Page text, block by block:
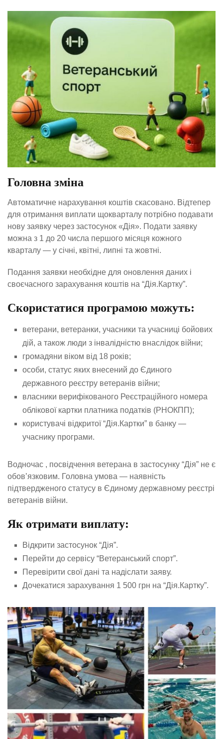
Головна зміна
Автоматичне нарахування коштів скасовано. Відтепер
для отримання виплати щокварталу потрібно подавати
нову заявку через застосунок «Дія». Подати заявку
можна з 1 до 20 числа першого місяця кожного
кварталу — у січні, квітні, липні та жовтні.
Подання заявки необхідне для оновлення даних і
своєчасного зарахування коштів на “Дія.Картку”.
Скористатися програмою можуть:
ветерани, ветеранки, учасники та учасниці бойових
дій, а також люди з інвалідністю внаслідок війни;
громадяни віком від 18 років;
особи, статус яких внесений до Єдиного
державного реєстру ветеранів війни;
власники верифікованого Реєстраційного номера
облікової картки платника податків (РНОКПП);
користувачі відкритої “Дія.Картки” в банку —
учаснику програми.
Водночас , посвідчення ветерана в застосунку “Дія” не є
обов’язковим. Головна умова — наявність
підтвердженого статусу в Єдиному державному реєстрі
ветеранів війни.
Як отримати виплату:
Відкрити застосунок “Дія”.
Перейти до сервісу “Ветеранський спорт”.
Перевірити свої дані та надіслати заяву.
Дочекатися зарахування 1 500 грн на “Дія.Картку”.